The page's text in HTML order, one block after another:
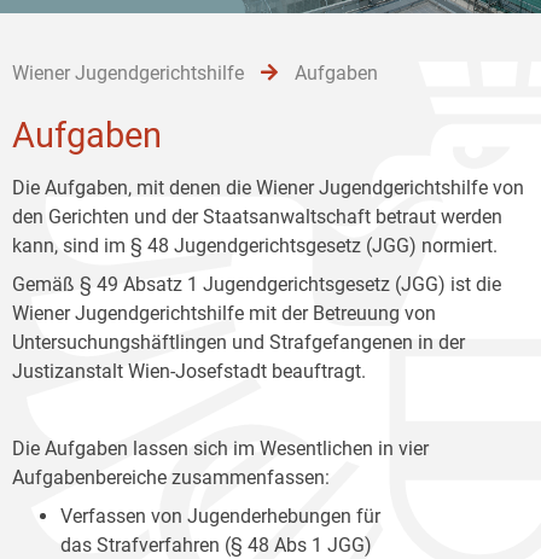
Wiener Jugendgerichtshilfe Aufgaben
Aufgaben
Die Aufgaben, mit denen die Wiener Jugendgerichtshilfe von
den Gerichten und der Staatsanwaltschaft betraut werden
kann, sind im § 48 Jugendgerichtsgesetz (JGG) normiert.
Gemäß § 49 Absatz 1 Jugendgerichtsgesetz (JGG) ist die
Wiener Jugendgerichtshilfe mit der Betreuung von
Untersuchungshäftlingen und Strafgefangenen in der
Justizanstalt Wien-Josefstadt beauftragt.
Die Aufgaben lassen sich im Wesentlichen in vier
Aufgabenbereiche zusammenfassen:
Verfassen von Jugenderhebungen für
das Strafverfahren (§ 48 Abs 1 JGG)